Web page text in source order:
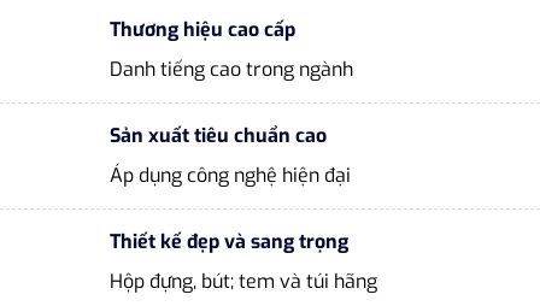
Thương hiệu cao cấp
Danh tiếng cao trong ngành
Sản xuất tiêu chuẩn cao
Áp dụng công nghệ hiện đại
Thiết kế đẹp và sang trọng
Hộp đựng, bút; tem và túi hãng